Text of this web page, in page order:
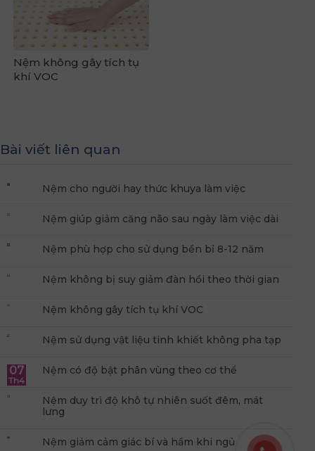
Nệm không gây tích tụ
khí VOC
Bài viết liên quan
Nệm cho người hay thức khuya làm việc
Nệm giúp giảm căng não sau ngày làm việc dài
Nệm phù hợp cho sử dụng bền bỉ 8-12 năm
Nệm không bị suy giảm đàn hồi theo thời gian
Nệm không gây tích tụ khí VOC
Nệm sử dụng vật liệu tinh khiết không pha tạp
07
Th4
Nệm có độ bật phân vùng theo cơ thể
Nệm duy trì độ khô tự nhiên suốt đêm, mát
lưng
Nệm giảm cảm giác bí và hầm khi ngủ